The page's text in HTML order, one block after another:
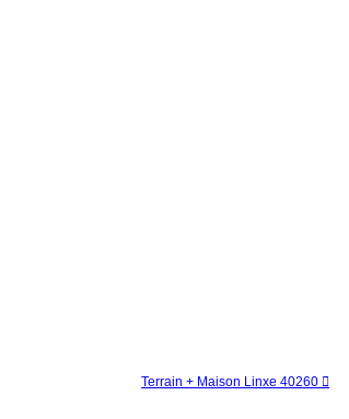
Terrain + Maison Linxe 40260 